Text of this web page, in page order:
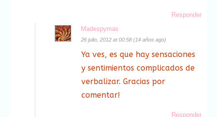
Responder
Madespymas
26 julio, 2012 at 00:58 (14 años ago)
Ya ves, es que hay sensaciones
y sentimientos complicados de
verbalizar. Gracias por
comentar!
Responder